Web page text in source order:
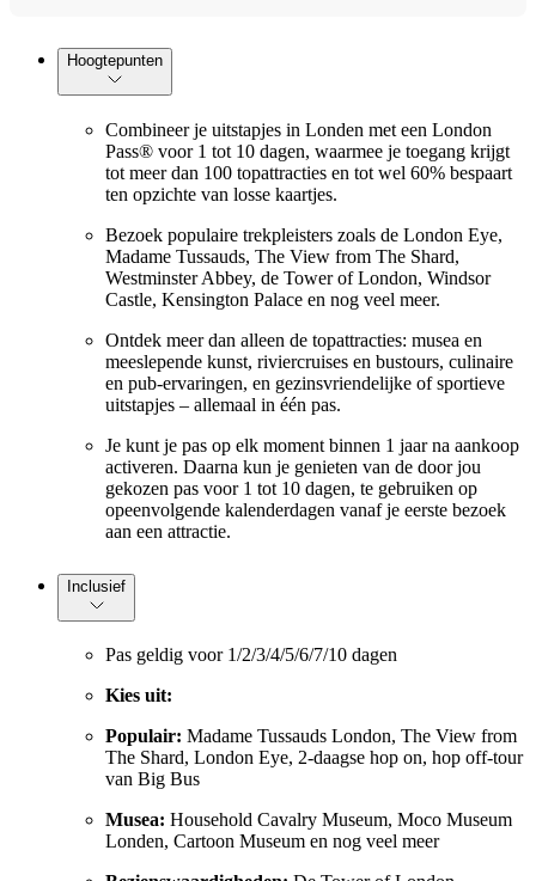
Hoogtepunten
Combineer je uitstapjes in Londen met een London
Pass® voor 1 tot 10 dagen, waarmee je toegang krijgt
tot meer dan 100 topattracties en tot wel 60% bespaart
ten opzichte van losse kaartjes.
Bezoek populaire trekpleisters zoals de London Eye,
Madame Tussauds, The View from The Shard,
Westminster Abbey, de Tower of London, Windsor
Castle, Kensington Palace en nog veel meer.
Ontdek meer dan alleen de topattracties: musea en
meeslepende kunst, riviercruises en bustours, culinaire
en pub-ervaringen, en gezinsvriendelijke of sportieve
uitstapjes – allemaal in één pas.
Je kunt je pas op elk moment binnen 1 jaar na aankoop
activeren. Daarna kun je genieten van de door jou
gekozen pas voor 1 tot 10 dagen, te gebruiken op
opeenvolgende kalenderdagen vanaf je eerste bezoek
aan een attractie.
Inclusief
Pas geldig voor 1/2/3/4/5/6/7/10 dagen
Kies uit:
Populair: Madame Tussauds London, The View from
The Shard, London Eye, 2-daagse hop on, hop off-tour
van Big Bus
Musea: Household Cavalry Museum, Moco Museum
Londen, Cartoon Museum en nog veel meer